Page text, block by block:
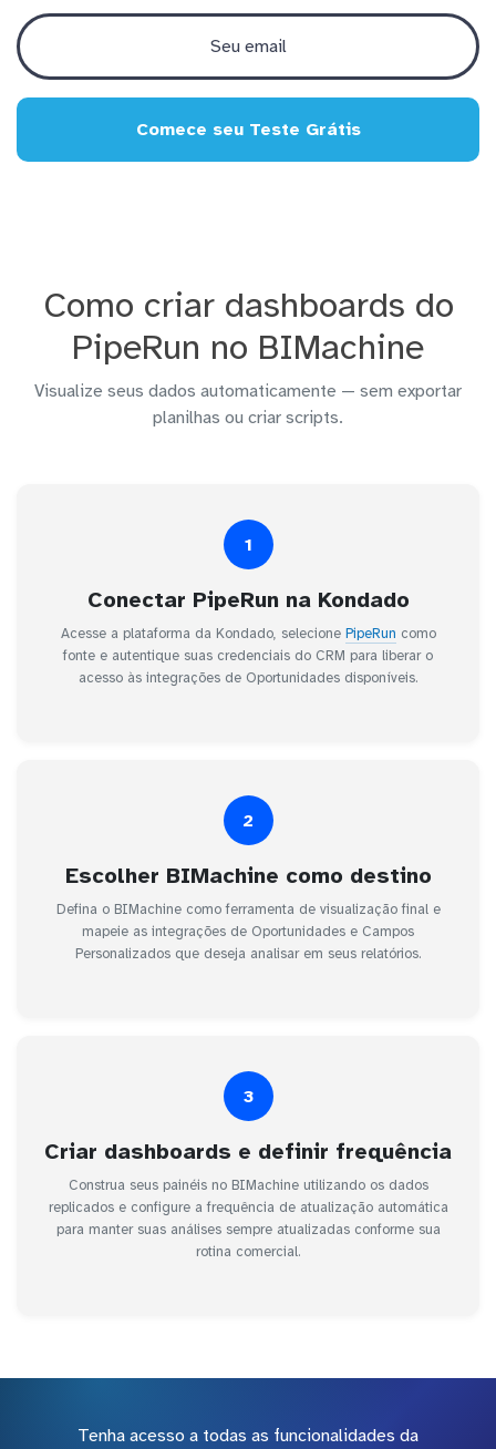
Comece seu Teste Grátis
Como criar dashboards do
PipeRun no BIMachine
Visualize seus dados automaticamente — sem exportar
planilhas ou criar scripts.
1
Conectar PipeRun na Kondado
Acesse a plataforma da Kondado, selecione PipeRun como
fonte e autentique suas credenciais do CRM para liberar o
acesso às integrações de Oportunidades disponíveis.
2
Escolher BIMachine como destino
Defina o BIMachine como ferramenta de visualização final e
mapeie as integrações de Oportunidades e Campos
Personalizados que deseja analisar em seus relatórios.
3
Criar dashboards e definir frequência
Construa seus painéis no BIMachine utilizando os dados
replicados e configure a frequência de atualização automática
para manter suas análises sempre atualizadas conforme sua
rotina comercial.
Tenha acesso a todas as funcionalidades da